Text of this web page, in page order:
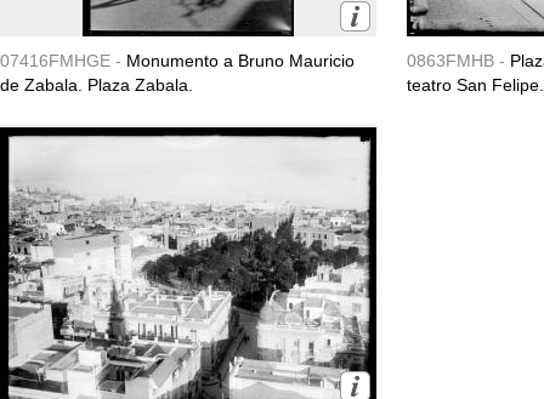
07416FMHGE - Monumento a Bruno Mauricio
de Zabala. Plaza Zabala.
0863FMHB -
teatro San Felipe.